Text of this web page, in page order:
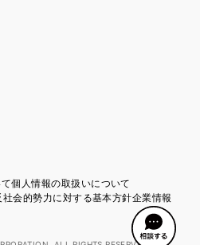
個人情報の取扱いについて
社会的勢力に対する基本方針企業情報